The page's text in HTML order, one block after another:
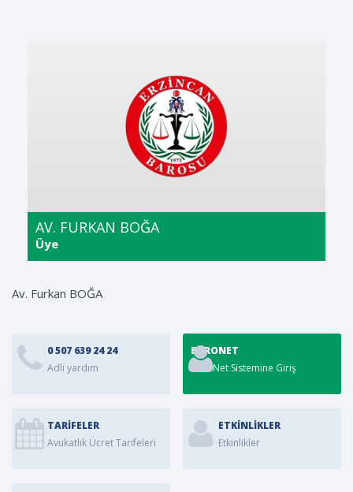
AV. FURKAN BOĞA
Üye
Av. Furkan BOĞA
0 507 639 24 24
Adli yardım
BARONET
BaroNet Sistemine Giriş
TARİFELER
Avukatlık Ücret Tarifeleri
ETKINLIKLER
Etkinlikler